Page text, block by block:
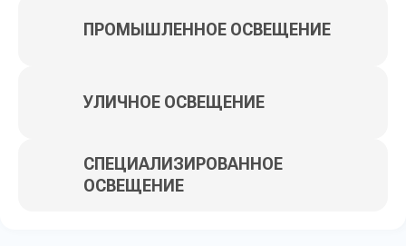
ПРОМЫШЛЕННОЕ ОСВЕЩЕНИЕ
УЛИЧНОЕ ОСВЕЩЕНИЕ
СПЕЦИАЛИЗИРОВАННОЕ
ОСВЕЩЕНИЕ